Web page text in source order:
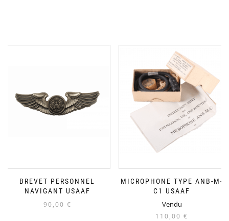
BREVET PERSONNEL
NAVIGANT USAAF
90,00 €
MICROPHONE TYPE ANB-M-
C1 USAAF
Vendu
110,00 €